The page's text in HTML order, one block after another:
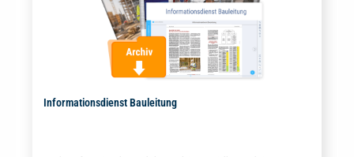
Informationsdienst Bauleitung